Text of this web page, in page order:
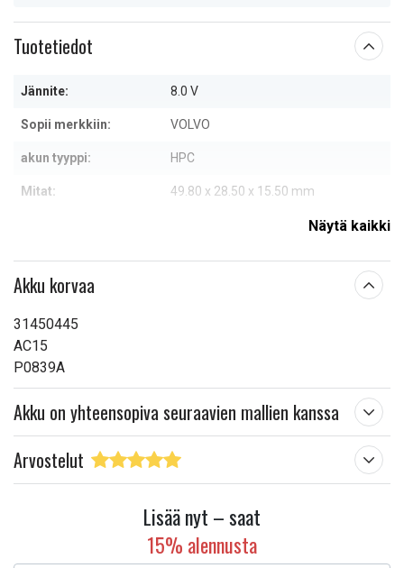
Tuotetiedot
Jännite: 8.0 V
Sopii merkkiin: VOLVO
akun tyyppi: HPC
Mitat: 49.80 x 28.50 x 15.50 mm
Näytä kaikki
Akku korvaa
31450445
AC15
P0839A
Akku on yhteensopiva seuraavien mallien kanssa
Arvostelut
Lisää nyt – saat
15% alennusta